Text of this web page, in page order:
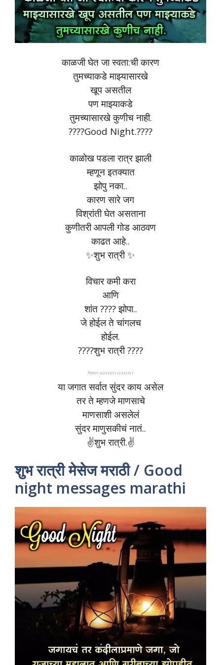
काळजी घेत जा स्वता:ची कारण
तुमच्याकडे माझ्यासारखे
खूप असतील
पण माझ्याकडे
तुमच्यासारखे कुणीच नाही.
????Good Night.????
काळोख पडला रात्र झाली
म्हणून इतक्यात
झोपु नका..
कारण सारे जग
विश्रांती घेत असताना
कुणीतरी आपली गोड आठवण
काढत आहे..
✨शुभ रात्री ✨
विचार कमी करा
आणि
शांत ???? झोपा..
जे होईल ते चांगलच
होईल.
????शुभ रात्री ????
विज्ञापन ADVERTISEMENT
या जगात सर्वात सुंदर काय असेल
तर ते म्हणजे माणसाचे
माणसाशी असलेलं
सुंदर माणुसकीचं नातं..
✌️शुभ रात्री.✌️
शुभ रात्री मेसेज मराठी / Good
night messages marathi